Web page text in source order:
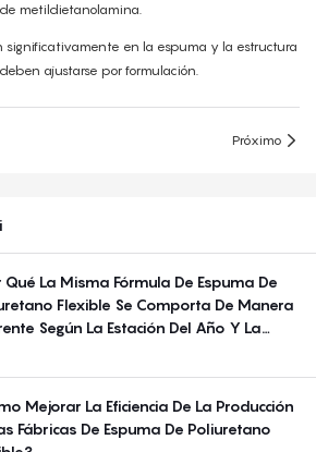
metildietanolamina.
significativamente en la espuma y la estructura
ajustarse por formulación.
Próximo
Qué La Misma Fórmula De Espuma De
Flexible Se Comporta De Manera
Según La Estación Del Año Y La
Mejorar La Eficiencia De La Producción
Fábricas De Espuma De Poliuretano